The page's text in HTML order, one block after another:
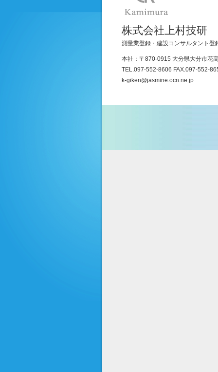
株式会社上村技研
測量業登録・建設コンサルタント登
本社：〒870-0915 大分県大分市花
TEL.097-552-8606 FAX.097-552-
k-giken@jasmine.ocn.ne.jp